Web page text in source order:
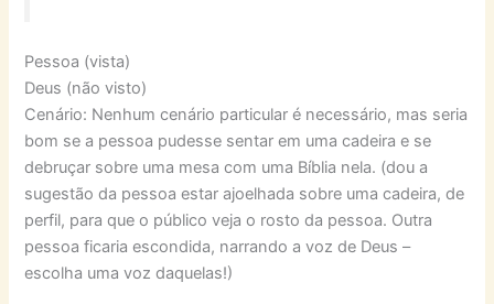
Pessoa (vista)
Deus (não visto)
Cenário: Nenhum cenário particular é necessário, mas seria
bom se a pessoa pudesse sentar em uma cadeira e se
debruçar sobre uma mesa com uma Bíblia nela. (dou a
sugestão da pessoa estar ajoelhada sobre uma cadeira, de
perfil, para que o público veja o rosto da pessoa. Outra
pessoa ficaria escondida, narrando a voz de Deus –
escolha uma voz daquelas!)